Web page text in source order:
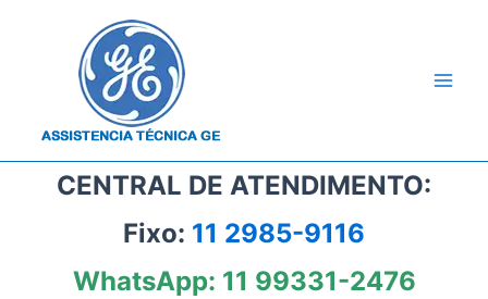
CENTRAL DE ATENDIMENTO:
Fixo: 11 2985-9116
WhatsApp: 11 99331-2476